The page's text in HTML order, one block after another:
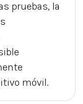
pruebas, la
móvil.